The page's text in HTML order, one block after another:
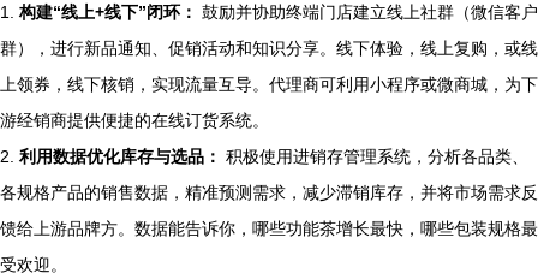
1. 构建“线上+线下”闭环： 鼓励并协助终端门店建立线上社群（微信客户
群），进行新品通知、促销活动和知识分享。线下体验，线上复购，或线
上领券，线下核销，实现流量互导。代理商可利用小程序或微商城，为下
游经销商提供便捷的在线订货系统。
2. 利用数据优化库存与选品： 积极使用进销存管理系统，分析各品类、
各规格产品的销售数据，精准预测需求，减少滞销库存，并将市场需求反
馈给上游品牌方。数据能告诉你，哪些功能茶增长最快，哪些包装规格最
受欢迎。